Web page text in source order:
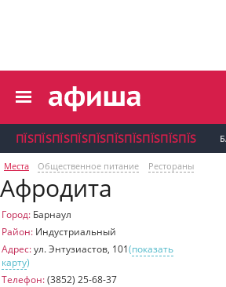
пїЅпїЅпїЅпїЅпїЅпїЅпїЅпїЅ
пїЅпїЅпїЅпїЅпїЅпїЅпїЅ
пїЅпїЅпїЅ пїЅпїЅпїЅпїЅпїЅпїЅпїЅ
пїЅпїЅпїЅпїЅпїЅ
пїЅпїЅпїЅ
пїЅпїЅпїЅ
ПЇЅПЇЅПЇЅПЇЅПЇЅПЇЅПЇЅПЇЅПЇЅПЇЅ
Места Общественное питание Рестораны
Афродита
Город: Барнаул
Район: Индустриальный
Адрес:ул. Энтузиастов, 101(показать
карту)
Телефон:(3852) 25-68-37